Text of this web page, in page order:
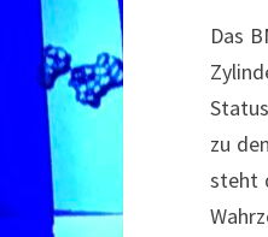
Das
zu
steht